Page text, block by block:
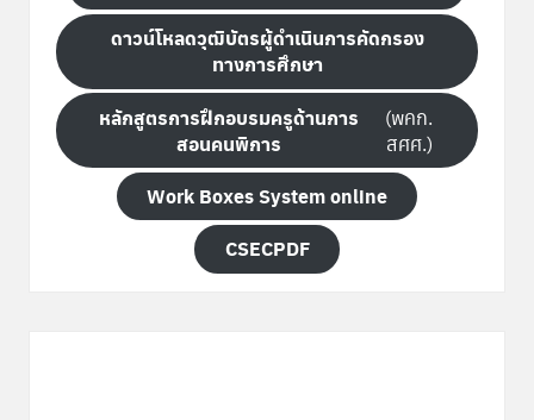
ดาวน์โหลดวุฒิบัตรผู้ดำเนินการคัดกรอง
ทางการศึกษา
หลักสูตรการฝึกอบรมครูด้านการ
สอนคนพิการ
(พคก.
สศศ.)
Work Boxes System online
CSECPDF